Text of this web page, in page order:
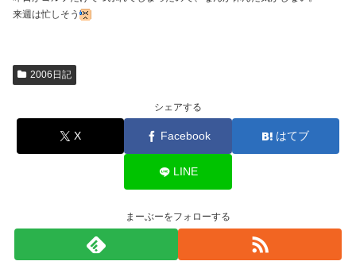
来週は忙しそう
2006日記
シェアする
X Facebook はてブ
LINE
まーぶーをフォローする